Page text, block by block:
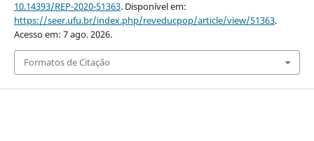
10.14393/REP-2020-51363. Disponível em:
https://seer.ufu.br/index.php/reveducpop/article/view/51363.
Acesso em: 7 ago. 2026.
Formatos de Citação